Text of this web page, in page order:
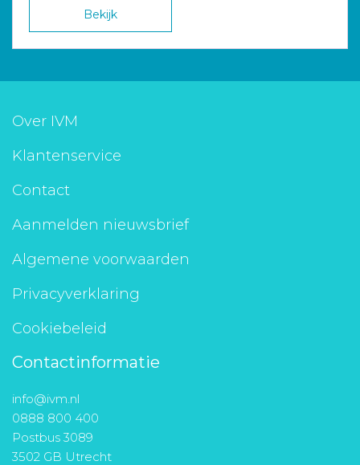
Bekijk
Over IVM
Klantenservice
Contact
Aanmelden nieuwsbrief
Algemene voorwaarden
Privacyverklaring
Cookiebeleid
Contactinformatie
info@ivm.nl
0888 800 400
Postbus 3089
3502 GB Utrecht